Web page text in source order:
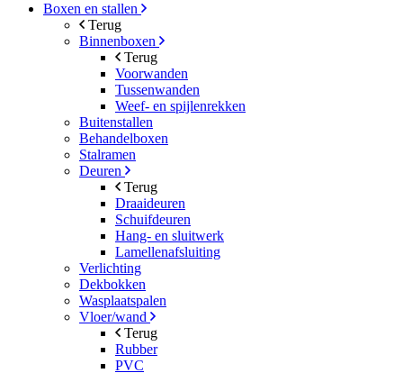
Boxen en stallen
Terug
Binnenboxen
Terug
Voorwanden
Tussenwanden
Weef- en spijlenrekken
Buitenstallen
Behandelboxen
Stalramen
Deuren
Terug
Draaideuren
Schuifdeuren
Hang- en sluitwerk
Lamellenafsluiting
Verlichting
Dekbokken
Wasplaatspalen
Vloer/wand
Terug
Rubber
PVC